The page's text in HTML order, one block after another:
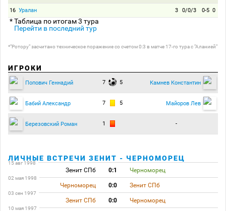
16 Уралан 3 0/0/3 0-5 0
* Таблица по итогам 3 тура
Перейти в последний тур
*"Ротору" засчитано техническое поражение со счетом 0:3 в матче 17-го тура с "Аланией"
ИГРОКИ
Попович Геннадий 7 5 Камнев Константин
Бабий Александр 7 5 Майоров Лев
Березовский Роман 1 -
ЛИЧНЫЕ ВСТРЕЧИ ЗЕНИТ - ЧЕРНОМОРЕЦ
15 авг 1998
Зенит СПб 0:1 Черноморец
02 мая 1998
Черноморец 0:0 Зенит СПб
03 сен 1997
Зенит СПб 0:0 Черноморец
10 мая 1997